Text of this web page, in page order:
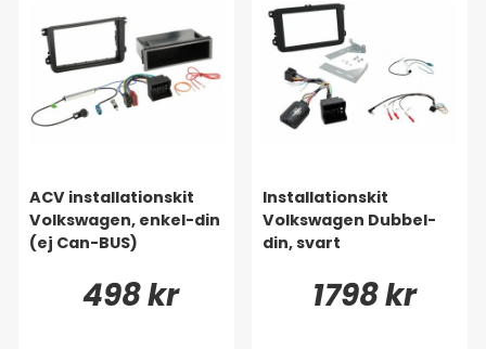
ACV installationskit
Volkswagen, enkel-din
(ej Can-BUS)
498 kr
Installationskit
Volkswagen Dubbel-
din, svart
1798 kr